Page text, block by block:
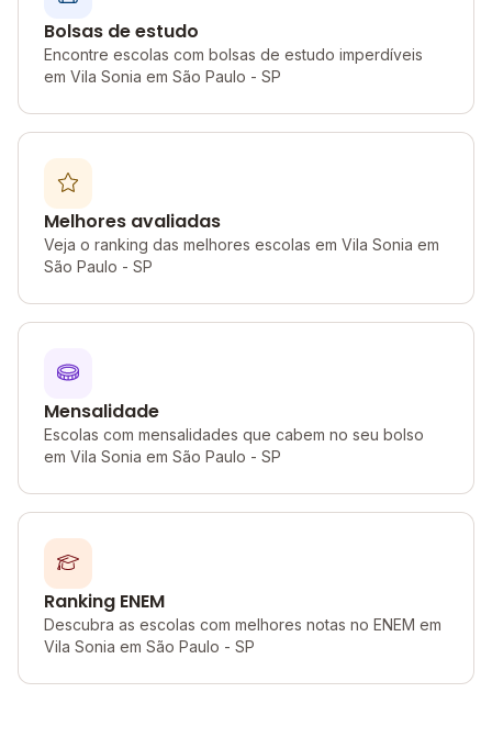
Bolsas de estudo
Encontre escolas com bolsas de estudo imperdíveis
em Vila Sonia em São Paulo - SP
Melhores avaliadas
Veja o ranking das melhores escolas em Vila Sonia em
São Paulo - SP
Mensalidade
Escolas com mensalidades que cabem no seu bolso
em Vila Sonia em São Paulo - SP
Ranking ENEM
Descubra as escolas com melhores notas no ENEM em
Vila Sonia em São Paulo - SP